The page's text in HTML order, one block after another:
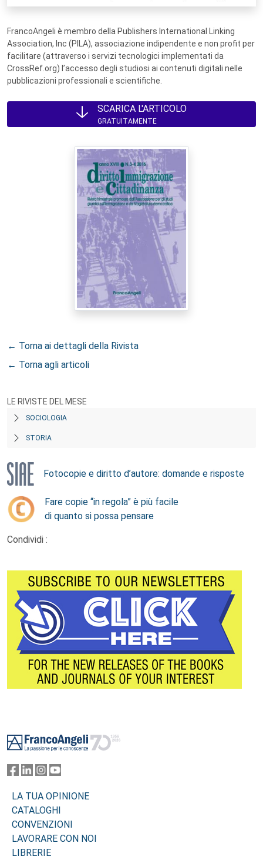
FrancoAngeli è membro della Publishers International Linking
Association, Inc (PILA), associazione indipendente e non profit per
facilitare (attraverso i servizi tecnologici implementati da
CrossRef.org) l’accesso degli studiosi ai contenuti digitali nelle
pubblicazioni professionali e scientifiche.
SCARICA L'ARTICOLO
GRATUITAMENTE
← Torna ai dettagli della Rivista
← Torna agli articoli
LE RIVISTE DEL MESE
SOCIOLOGIA
STORIA
Fotocopie e diritto d’autore: domande e risposte
Fare copie “in regola” è più facile
di quanto si possa pensare
Condividi :
LA TUA OPINIONE
CATALOGHI
CONVENZIONI
LAVORARE CON NOI
LIBRERIE